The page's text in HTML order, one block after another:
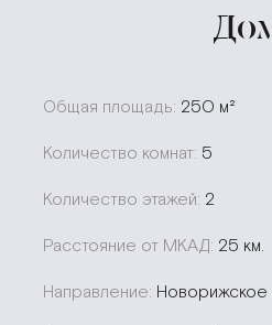
Общая площадь: 250 м²
Количество комнат: 5
Количество этажей: 2
Расстояние от МКАД: 25 км.
Направление: